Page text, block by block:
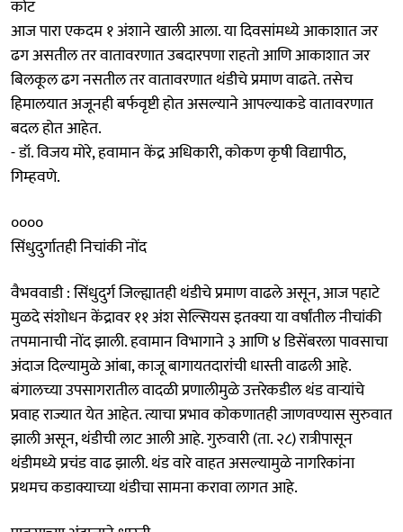
कोट
आज पारा एकदम १ अंशाने खाली आला. या दिवसांमध्ये आकाशात जर
ढग असतील तर वातावरणात उबदारपणा राहतो आणि आकाशात जर
बिलकूल ढग नसतील तर वातावरणात थंडीचे प्रमाण वाढते. तसेच
हिमालयात अजूनही बर्फवृष्टी होत असल्याने आपल्याकडे वातावरणात
बदल होत आहेत.
- डॉ. विजय मोरे, हवामान केंद्र अधिकारी, कोकण कृषी विद्यापीठ,
गिम्हवणे.
००००
सिंधुदुर्गातही निचांकी नोंद
वैभववाडी : सिंधुदुर्ग जिल्ह्यातही थंडीचे प्रमाण वाढले असून, आज पहाटे
मुळदे संशोधन केंद्रावर ११ अंश सेल्सियस इतक्या या वर्षांतील नीचांकी
तपमानाची नोंद झाली. हवामान विभागाने ३ आणि ४ डिसेंबरला पावसाचा
अंदाज दिल्यामुळे आंबा, काजू बागायतदारांची धास्ती वाढली आहे.
बंगालच्या उपसागरातील वादळी प्रणालीमुळे उत्तरेकडील थंड वाऱ्यांचे
प्रवाह राज्यात येत आहेत. त्याचा प्रभाव कोकणातही जाणवण्यास सुरुवात
झाली असून, थंडीची लाट आली आहे. गुरुवारी (ता. २८) रात्रीपासून
थंडीमध्ये प्रचंड वाढ झाली. थंड वारे वाहत असल्यामुळे नागरिकांना
प्रथमच कडाक्याच्या थंडीचा सामना करावा लागत आहे.